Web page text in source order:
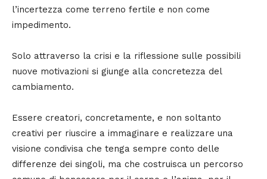
l’incertezza come terreno fertile e non come
impedimento.
Solo attraverso la crisi e la riflessione sulle possibili
nuove motivazioni si giunge alla concretezza del
cambiamento.
Essere creatori, concretamente, e non soltanto
creativi per riuscire a immaginare e realizzare una
visione condivisa che tenga sempre conto delle
differenze dei singoli, ma che costruisca un percorso